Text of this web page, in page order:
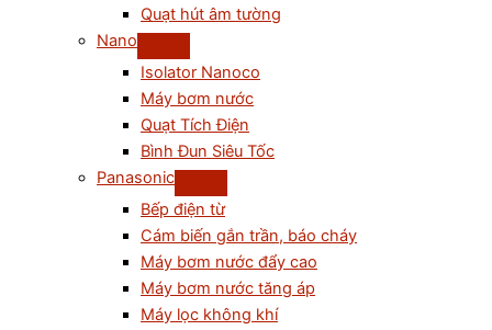
Quạt hút âm tường
Nano
Isolator Nanoco
Máy bơm nước
Quạt Tích Điện
Bình Đun Siêu Tốc
Panasonic
Bếp điện từ
Cám biến gắn trần, báo cháy
Máy bơm nước đẩy cao
Máy bơm nước tăng áp
Máy lọc không khí